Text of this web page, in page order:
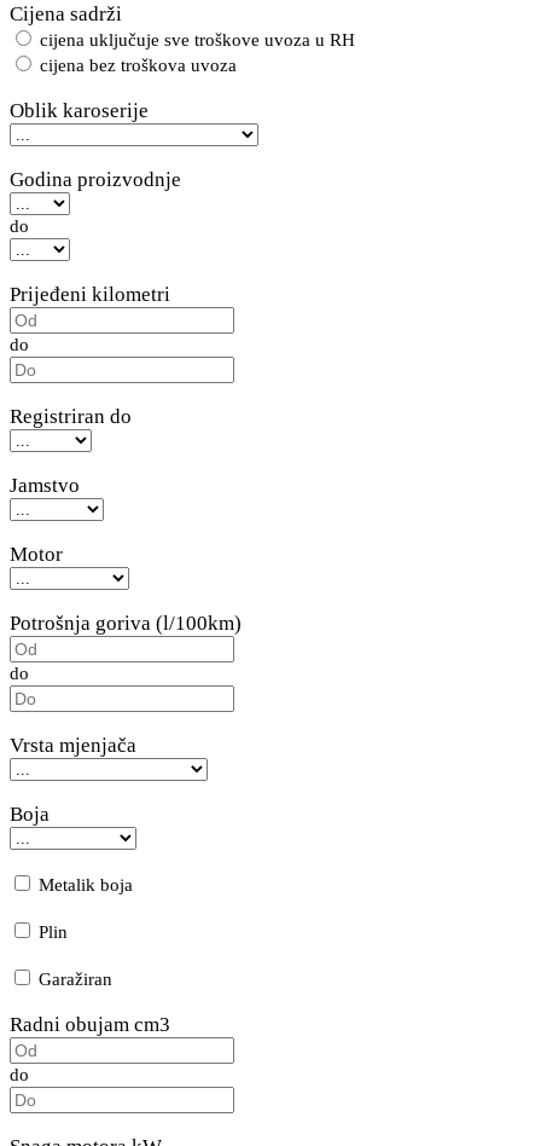
Cijena sadrži
cijena uključuje sve troškove uvoza u RH
cijena bez troškova uvoza
Oblik karoserije
Godina proizvodnje
do
Prijeđeni kilometri
do
Registriran do
Jamstvo
Motor
Potrošnja goriva (l/100km)
do
Vrsta mjenjača
Boja
Metalik boja
Plin
Garažiran
Radni obujam cm3
do